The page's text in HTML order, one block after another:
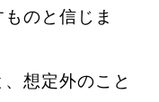
のと信じま
想定外のこと